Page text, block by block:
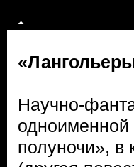
Научно-
одноименной
полуночи», в